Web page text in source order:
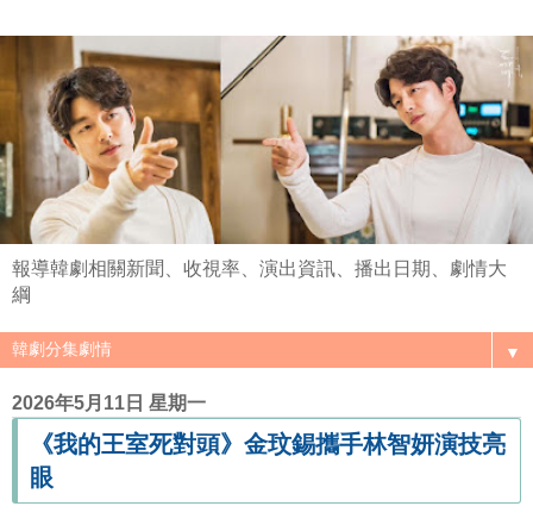
報導韓劇相關新聞、收視率、演出資訊、播出日期、劇情大
綱
▼
2026年5月11日 星期一
《我的王室死對頭》金玟錫攜手林智妍演技亮
眼